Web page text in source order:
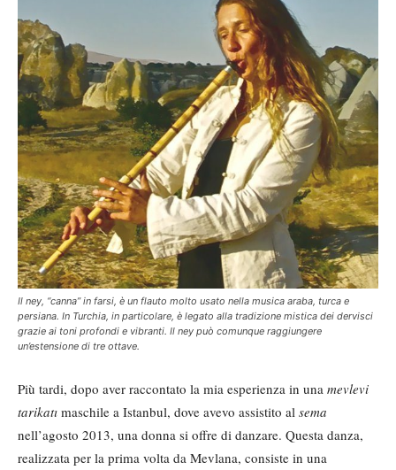
Il ney, “canna” in farsi, è un flauto molto usato nella musica araba, turca e
persiana. In Turchia, in particolare, è legato alla tradizione mistica dei dervisci
grazie ai toni profondi e vibranti. Il ney può comunque raggiungere
un’estensione di tre ottave.
Più tardi, dopo aver raccontato la mia esperienza in una mevlevi
tarikatı maschile a Istanbul, dove avevo assistito al sema
nell’agosto 2013, una donna si offre di danzare. Questa danza,
realizzata per la prima volta da Mevlana, consiste in una